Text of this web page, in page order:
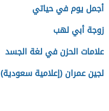
أجمل يوم في حياتي
زوجة أبي لهب
علامات الحزن في لغة الجسد
لجين عمران (إعلامية سعودية)